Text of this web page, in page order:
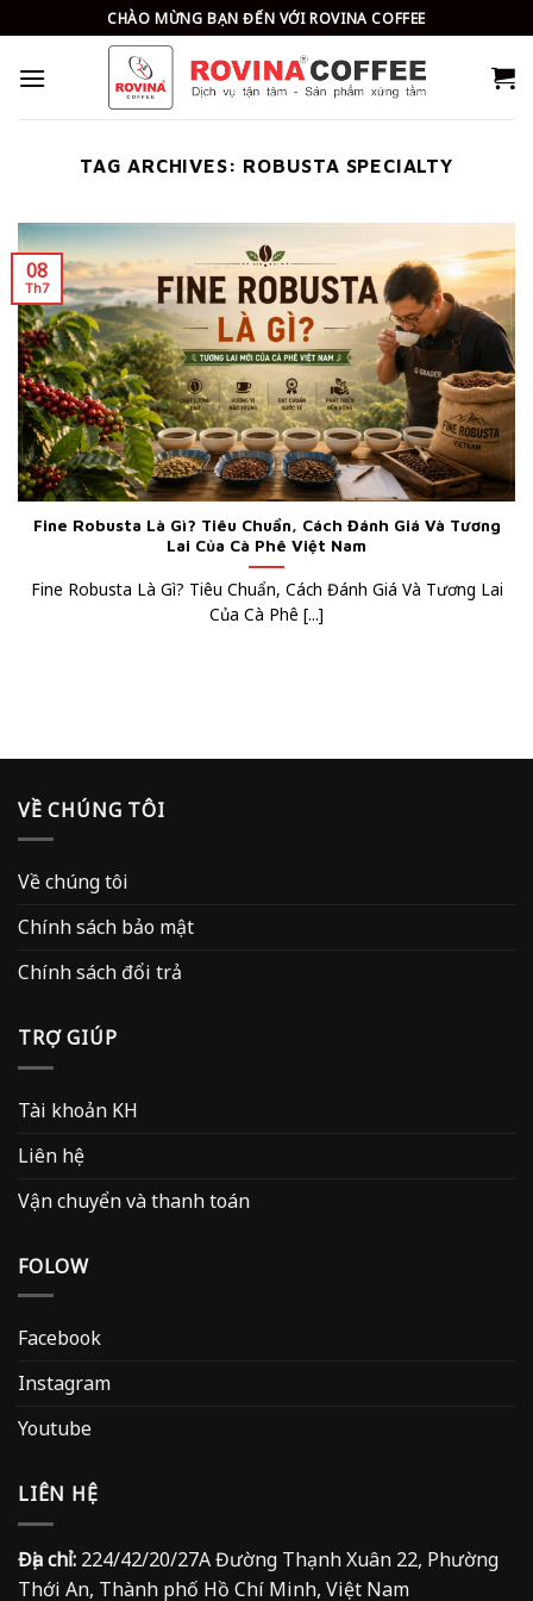
to
content
CHÀO MỪNG BẠN ĐẾN VỚI ROVINA COFFEE
TAG ARCHIVES: ROBUSTA SPECIALTY
Fine Robusta Là Gì? Tiêu Chuẩn, Cách Đánh Giá Và Tương
Lai Của Cà Phê Việt Nam
Fine Robusta Là Gì? Tiêu Chuẩn, Cách Đánh Giá Và Tương Lai
Của Cà Phê [...]
08
Th7
VỀ CHÚNG TÔI
Về chúng tôi
Chính sách bảo mật
Chính sách đổi trả
TRỢ GIÚP
Tài khoản KH
Liên hệ
Vận chuyển và thanh toán
FOLOW
Facebook
Instagram
Youtube
LIÊN HỆ
Địa chỉ: 224/42/20/27A Đường Thạnh Xuân 22, Phường
Thới An, Thành phố Hồ Chí Minh, Việt Nam